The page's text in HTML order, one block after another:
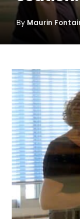
By Maurin